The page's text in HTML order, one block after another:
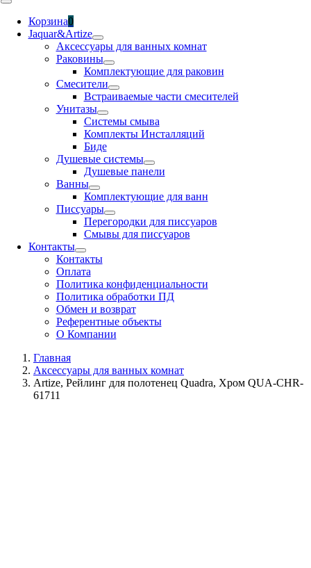
Toggle
NavigationКорзина0
Jaquar&Artize
Аксессуары для ванных комнат
Раковины
Комплектующие для раковин
Смесители
Встраиваемые части смесителей
Унитазы
Системы смыва
Комплекты Инсталляций
Биде
Душевые системы
Душевые панели
Ванны
Комплектующие для ванн
Писсуары
Перегородки для писсуаров
Смывы для писсуаров
Контакты
Контакты
Оплата
Политика конфиденциальности
Политика обработки ПД
Обмен и возврат
Референтные объекты
О Компании
Главная
Аксессуары для ванных комнат
Artize, Рейлинг для полотенец Quadra, Хром QUA-CHR-
61711